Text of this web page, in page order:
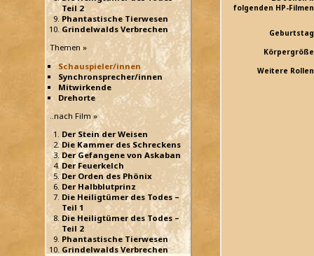
Teil 2
Phantastische Tierwesen
Grindelwalds Verbrechen
Themen »
Schauspieler/innen
Synchronsprecher/innen
Mitwirkende
Drehorte
..nach Film »
Der Stein der Weisen
Die Kammer des Schreckens
Der Gefangene von Askaban
Der Feuerkelch
Der Orden des Phönix
Der Halbblutprinz
Die Heiligtümer des Todes –
Teil 1
Die Heiligtümer des Todes –
Teil 2
Phantastische Tierwesen
Grindelwalds Verbrechen
folgenden HP-
Weitere